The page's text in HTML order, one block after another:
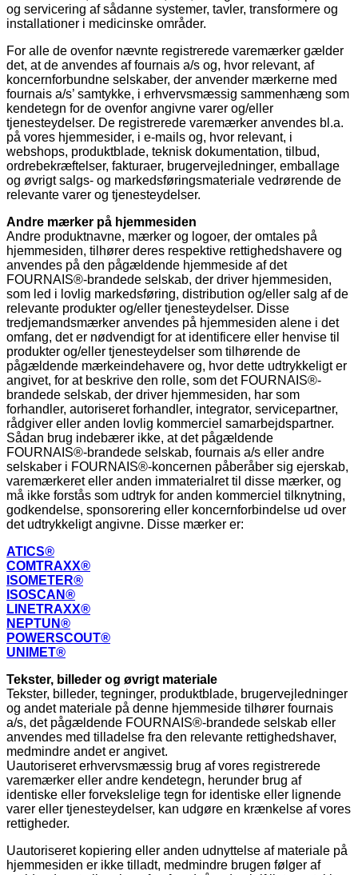
og servicering af sådanne systemer, tavler, transformere og
installationer i medicinske områder.
For alle de ovenfor nævnte registrerede varemærker gælder
det, at de anvendes af fournais a/s og, hvor relevant, af
koncernforbundne selskaber, der anvender mærkerne med
fournais a/s’ samtykke, i erhvervsmæssig sammenhæng som
kendetegn for de ovenfor angivne varer og/eller
tjenesteydelser. De registrerede varemærker anvendes bl.a.
på vores hjemmesider, i e-mails og, hvor relevant, i
webshops, produktblade, teknisk dokumentation, tilbud,
ordrebekræftelser, fakturaer, brugervejledninger, emballage
og øvrigt salgs- og markedsføringsmateriale vedrørende de
relevante varer og tjenesteydelser.
Andre mærker på hjemmesiden
Andre produktnavne, mærker og logoer, der omtales på
hjemmesiden, tilhører deres respektive rettighedshavere og
anvendes på den pågældende hjemmeside af det
FOURNAIS®-brandede selskab, der driver hjemmesiden,
som led i lovlig markedsføring, distribution og/eller salg af de
relevante produkter og/eller tjenesteydelser. Disse
tredjemandsmærker anvendes på hjemmesiden alene i det
omfang, det er nødvendigt for at identificere eller henvise til
produkter og/eller tjenesteydelser som tilhørende de
pågældende mærkeindehavere og, hvor dette udtrykkeligt er
angivet, for at beskrive den rolle, som det FOURNAIS®-
brandede selskab, der driver hjemmesiden, har som
forhandler, autoriseret forhandler, integrator, servicepartner,
rådgiver eller anden lovlig kommerciel samarbejdspartner.
Sådan brug indebærer ikke, at det pågældende
FOURNAIS®-brandede selskab, fournais a/s eller andre
selskaber i FOURNAIS®-koncernen påberåber sig ejerskab,
varemærkeret eller anden immaterialret til disse mærker, og
må ikke forstås som udtryk for anden kommerciel tilknytning,
godkendelse, sponsorering eller koncernforbindelse ud over
det udtrykkeligt angivne. Disse mærker er:
ATICS®
COMTRAXX®
ISOMETER®
ISOSCAN®
LINETRAXX®
NEPTUN®
POWERSCOUT®
UNIMET®
Tekster, billeder og øvrigt materiale
Tekster, billeder, tegninger, produktblade, brugervejledninger
og andet materiale på denne hjemmeside tilhører fournais
a/s, det pågældende FOURNAIS®-brandede selskab eller
anvendes med tilladelse fra den relevante rettighedshaver,
medmindre andet er angivet.
Uautoriseret erhvervsmæssig brug af vores registrerede
varemærker eller andre kendetegn, herunder brug af
identiske eller forvekslelige tegn for identiske eller lignende
varer eller tjenesteydelser, kan udgøre en krænkelse af vores
rettigheder.
Uautoriseret kopiering eller anden udnyttelse af materiale på
hjemmesiden er ikke tilladt, medmindre brugen følger af